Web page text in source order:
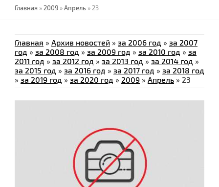
Главная » 2009 »Апрель » 23
Главная » Архив новостей » за 2006 год » за 2007
год » за 2008 год » за 2009 год » за 2010 год » за
2011 год » за 2012 год » за 2013 год » за 2014 год »
за 2015 год » за 2016 год » за 2017 год » за 2018 год
» за 2019 год » за 2020 год » 2009 » Апрель » 23